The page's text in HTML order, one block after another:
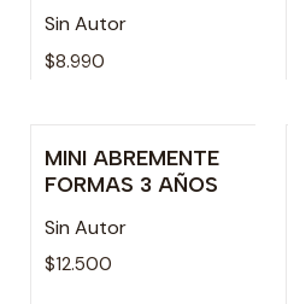
Sin Autor
$8.990
Agotado
MINI ABREMENTE
FORMAS 3 AÑOS
Sin Autor
$12.500